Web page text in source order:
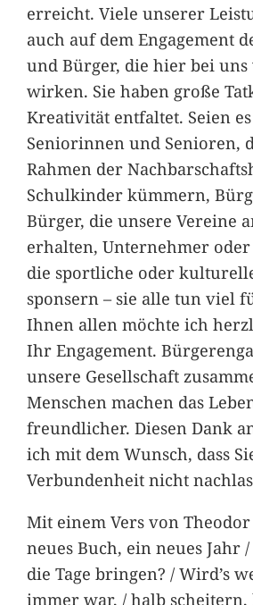
erreicht. Viele unserer
auch auf dem Engagement
und Bürger, die hier bei
wirken. Sie haben große
Kreativität entfaltet. Seien
Seniorinnen und Senioren,
Rahmen der
Schulkinder kümmern,
Bürger, die unsere Vereine
erhalten, Unternehmer
die sportliche oder
sponsern – sie alle tun viel
Ihnen allen möchte ich
Ihr Engagement.
unsere Gesellschaft
Menschen machen das
freundlicher. Diesen Dank
ich mit dem Wunsch, dass
Verbundenheit nicht
Mit einem Vers von Theodor
neues Buch, ein neues Jahr
die Tage bringen? / Wird’s
immer war, / halb scheitern,